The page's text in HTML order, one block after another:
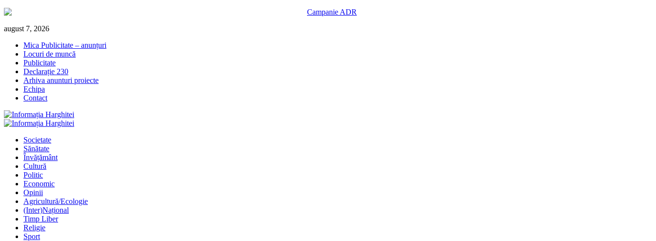
Skip
content
august 7, 2026
Mica Publicitate – anunțuri
Locuri de muncă
Publicitate
Declarație 230
Arhiva anunturi proiecte
Echipa
Contact
Primary
Societate
Sănătate
Învățământ
Cultură
Politic
Economic
Opinii
Agricultură/Ecologie
(Inter)Național
Timp Liber
Religie
Sport